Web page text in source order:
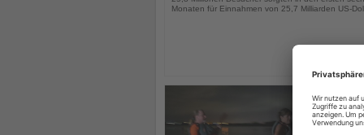
Monaten für Einnahmen von 25,7 Milliarden US-